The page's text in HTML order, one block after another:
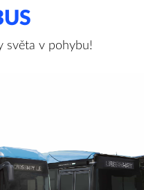
světa v pohybu!